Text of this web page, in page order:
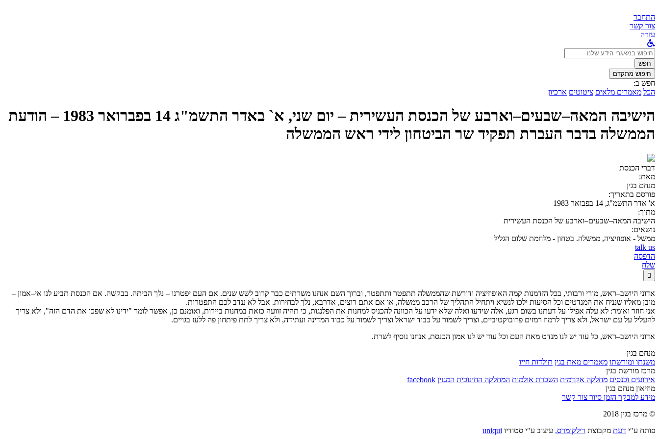
התחבר
צור קשר
עזרה
לחפש
ב:חפש
חיפוש מתקדם
חפש ב:
הכל מאמרים מלאים ציטוטים ארכיון
הישיבה המאה–שבעים–וארבע של הכנסת העשירית – יום שני, א` באדר התשמ"ג 14 בפברואר 1983 – הודעת
הממשלה בדבר העברת תפקיד שר הביטחון לידי ראש הממשלה
דברי הכנסת
מאת:
מנחם בגין
פורסם בתאריך:
א' אדר התשמ"ג, 14 בפבואר 1983
מתוך:
הישיבה המאה–שבעים–וארבע של הכנסת העשירית
נושאים:
ממשל - אופוזיציה, ממשלה. בטחון - מלחמת שלום הגליל
talk us
הדפסה
שלח

אדוני היושב–ראש, מורי ורבותי, בכל הזדמנות קמה האופוזיציה ודורשת שהממשלה תתפטר ותתפטר, וברוך השם אנחנו משרתים כבר קרוב לשש שנים. אם העם יפטרנו – נלך הביתה. בבקשה. אם הכנסת תביע לנו אי–אמון –
מובן מאליו שנניח את המנדטים וכל הסיעות ילכו לנשיא ויתחיל התהליך של הרכב ממשלה, או אם אתם רוצים, אדרבא, נלך לבחירות. אבל לא ננדב לכם התפטרות.
אני חוזר ואומר: לא עלה אפילו על דעתנו בשום רגע, אלה שידעו ואלה שלא ידעו על הכוונה להכניס למחנות את הפלנגות, כי תהיה זוועה כזאת במחנות ביירות, ואומנם כן, אפשר לומר "ידינו לא שפכו את הדם הזה", ולא צריך
להעליל על עם ישראל, ולא צריך לרמוז רמזים פרובוקטיביים, וצריך לשמור על כבוד ישראל וצריך לשמור על כבוד המדינה ועתידה, ולא צריך לתת פיתחון פה ללעז בגויים.
אדוני היושב–ראש, כל עוד יש לנו מנדט מאת העם וכל עוד יש לנו אמון הכנסת, אנחנו נוסיף לשרת.
מנחם בגין
משנתו ומורשתו מאמרים מאת בגין תולדות חייו
מרכז מורשת בגין
אירועים וכנסים מחלקה אקדמית השכרת אולמות המחלקה החינוכית המגזין facebook
מוזיאון מנחם בגין
מידע למבקר הזמן סיור צור קשר
© מרכז בגין 2018
פותח ע"י דעת מקבוצת רילקומרס, עיצוב ע"י סטודיו uniqui